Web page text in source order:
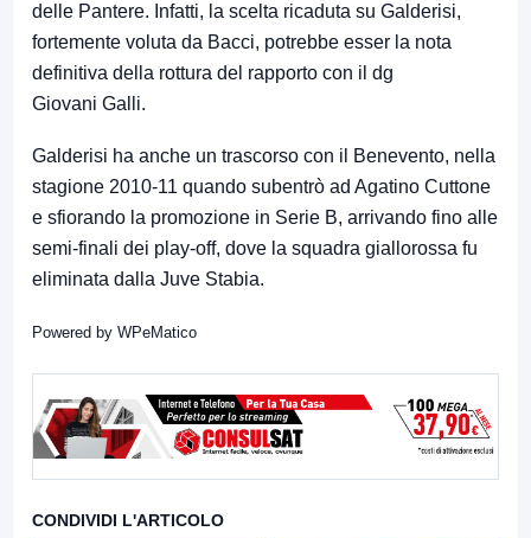
delle Pantere. Infatti, la scelta ricaduta su Galderisi,
fortemente voluta da Bacci, potrebbe esser la nota
definitiva della rottura del rapporto con il dg
Giovani Galli.
Galderisi ha anche un trascorso con il Benevento, nella
stagione 2010-11 quando subentrò ad Agatino Cuttone
e sfiorando la promozione in Serie B, arrivando fino alle
semi-finali dei play-off, dove la squadra giallorossa fu
eliminata dalla Juve Stabia.
Powered by WPeMatico
CONDIVIDI L'ARTICOLO